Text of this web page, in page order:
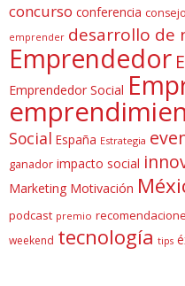
concurso conferencia
emprender desarrollo de
Emprendedor
Emprendedor Social
Social España Estrategia
ganador impacto social
Marketing Motivación
podcast premio
weekend tecnología tips